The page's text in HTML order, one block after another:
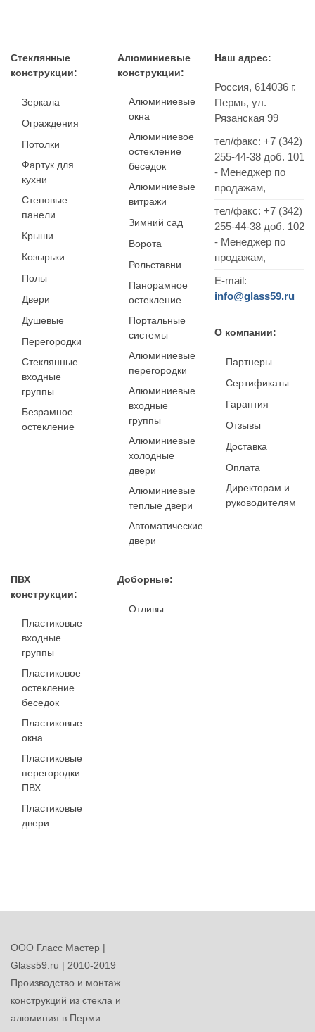
Стеклянные
конструкции:
Зеркала
Ограждения
Потолки
Фартук для
кухни
Стеновые
панели
Крыши
Козырьки
Полы
Двери
Душевые
Перегородки
Стеклянные
входные
группы
Безрамное
остекление
Алюминиевые
конструкции:
Алюминиевые
окна
Алюминиевое
остекление
беседок
Алюминиевые
витражи
Зимний сад
Ворота
Рольставни
Панорамное
остекление
Портальные
системы
Алюминиевые
перегородки
Алюминиевые
входные
группы
Алюминиевые
холодные
двери
Алюминиевые
теплые двери
Автоматические
двери
ПВХ
конструкции:
Пластиковые
входные
группы
Пластиковое
остекление
беседок
Пластиковые
окна
Пластиковые
перегородки
ПВХ
Пластиковые
двери
Доборные:
Отливы
Наш адрес:
Россия, 614036г.
Пермь, ул.
Рязанская 99
тел/факс: +7 (342)
255-44-38доб. 101
- Менеджер по
продажам,
тел/факс: +7 (342)
255-44-38 доб. 102
- Менеджер по
продажам,
E-mail:
info@glass59.ru
О компании:
Партнеры
Сертификаты
Гарантия
Отзывы
Доставка
Оплата
Директорам и
руководителям
ООО Гласс Мастер |
Glass59.ru | 2010-2019
Производство и монтаж
конструкций из стекла и
алюминия в Перми.